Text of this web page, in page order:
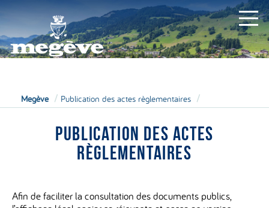
Megève Publication des actes règlementaires
PUBLICATION DES ACTES
RÈGLEMENTAIRES
Afin de faciliter la consultation des documents publics,